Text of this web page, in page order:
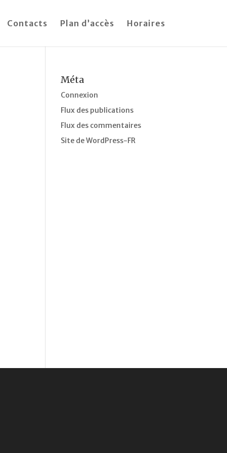
Contacts Plan d’accès Horaires
Méta
Connexion
Flux des publications
Flux des commentaires
Site de WordPress-FR